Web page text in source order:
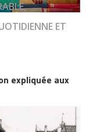
ET
expliquée aux